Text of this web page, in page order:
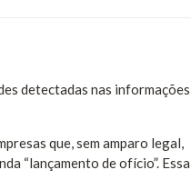
detectadas nas informações
que, sem amparo legal,
“lançamento de ofício”. Essa